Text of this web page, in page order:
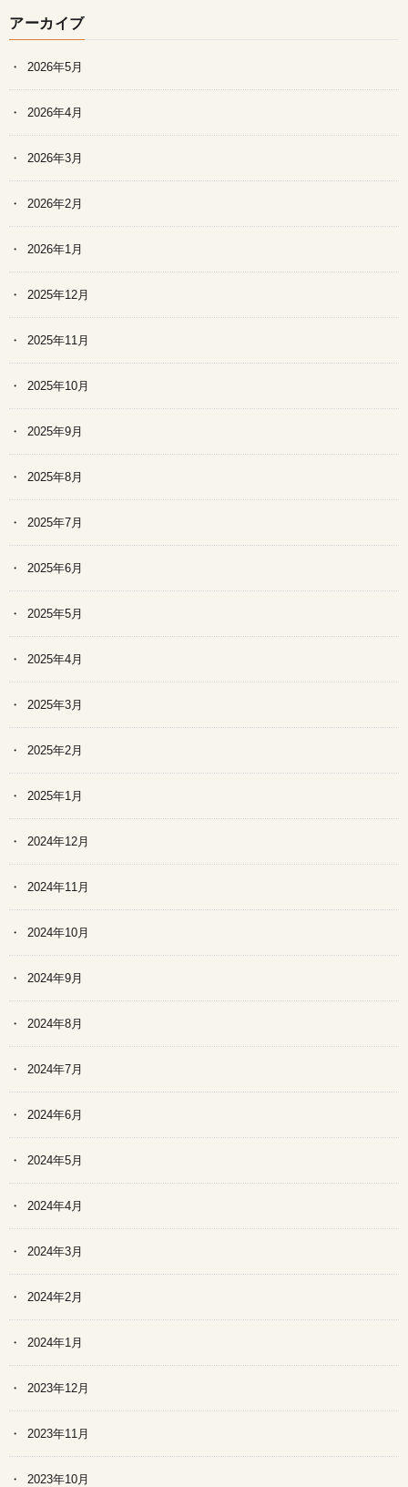
アーカイブ
2026年5月
2026年4月
2026年3月
2026年2月
2026年1月
2025年12月
2025年11月
2025年10月
2025年9月
2025年8月
2025年7月
2025年6月
2025年5月
2025年4月
2025年3月
2025年2月
2025年1月
2024年12月
2024年11月
2024年10月
2024年9月
2024年8月
2024年7月
2024年6月
2024年5月
2024年4月
2024年3月
2024年2月
2024年1月
2023年12月
2023年11月
2023年10月